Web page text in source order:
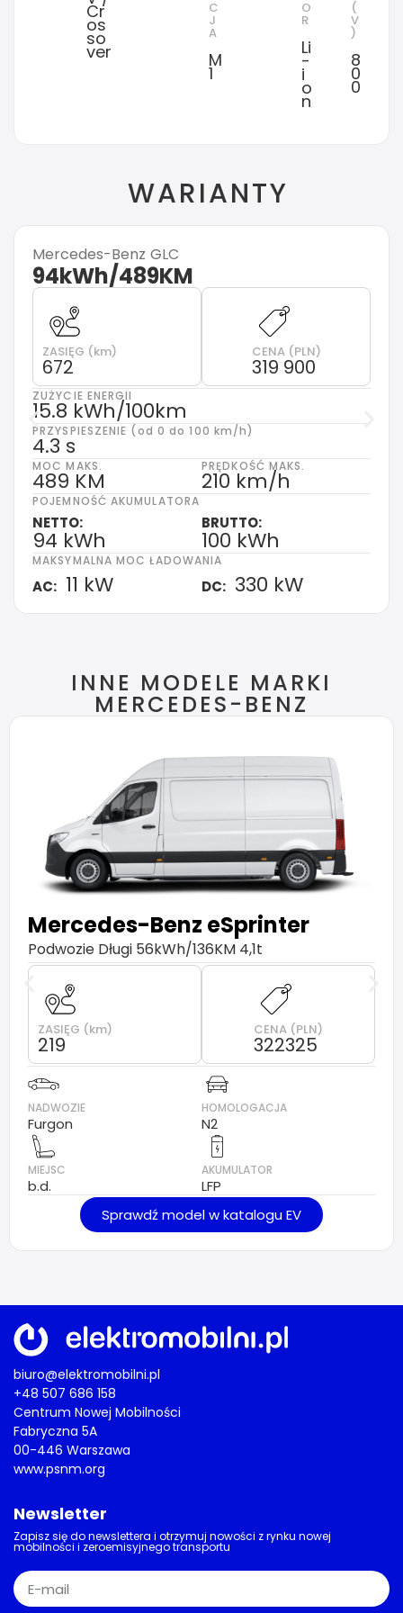
Cr
os
so
ver
C
J
A
M
1
O
R
Li
-
i
o
n
(
V
)
8
0
0
WARIANTY
Mercedes-Benz GLC
94kWh/489KM
ZASIĘG (km)
672
CENA (PLN)
319 900
ZUŻYCIE ENERGII
15.8 kWh/100km
PRZYSPIESZENIE (od 0 do 100 km/h)
4.3 s
MOC MAKS.
489 KM
PRĘDKOŚĆ MAKS.
210 km/h
POJEMNOŚĆ AKUMULATORA
NETTO:
94 kWh
BRUTTO:
100 kWh
MAKSYMALNA MOC ŁADOWANIA
AC: 11 kW DC: 330 kW
INNE MODELE MARKI
MERCEDES-BENZ
Mercedes-Benz eSprinter
Podwozie Długi 56kWh/136KM 4,1t
ZASIĘG (km)
219
CENA (PLN)
322325
NADWOZIE
Furgon
HOMOLOGACJA
N2
MIEJSC
b.d.
AKUMULATOR
LFP
Sprawdź model w katalogu EV
biuro@elektromobilni.pl
+48 507 686 158
Centrum Nowej Mobilności
Fabryczna 5A
00-446 Warszawa
www.psnm.org
Newsletter
Zapisz się do newslettera i otrzymuj nowości z rynku nowej
mobilności i zeroemisyjnego transportu